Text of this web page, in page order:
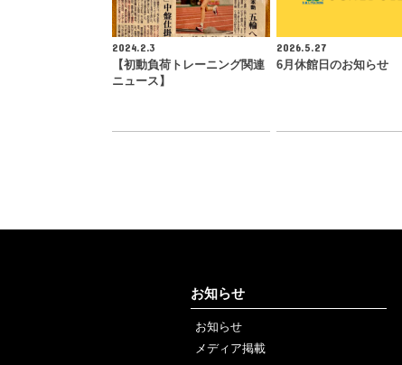
2024.2.3
【初動負荷トレーニング関連
ニュース】
2026.5.27
6月休館日のお知らせ
お知らせ
お知らせ
メディア掲載